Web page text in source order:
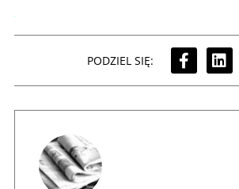
PODZIEL SIĘ: